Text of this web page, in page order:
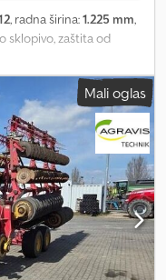
, radna širina:1.225 mm,
sklopivo, zaštita od
mehanizam za
2023, kompletno
ležaj, držač
Dedpfx Abozll Ubskock
Mali oglas